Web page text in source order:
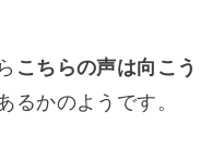
こちらの声は向こう
るかのようです。